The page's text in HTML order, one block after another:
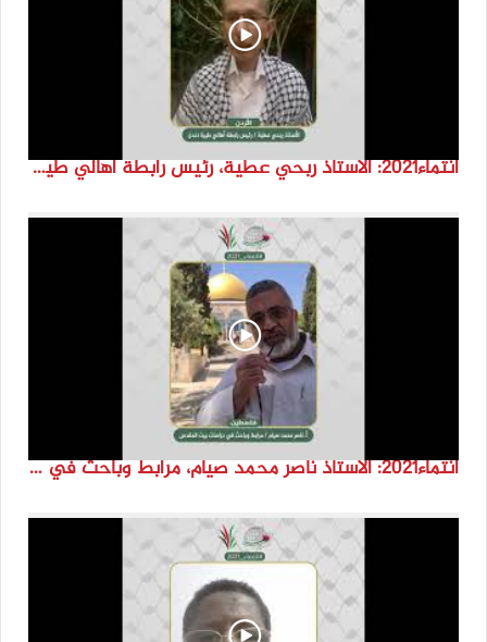
انتماء2021: الاستاذ ربحي عطية، رئيس رابطة اهالي طيرة دندن، الاردن
انتماء2021: الاستاذ ناصر محمد صيام، مرابط وباحث في دراسات بيت المقدس، فلسطين